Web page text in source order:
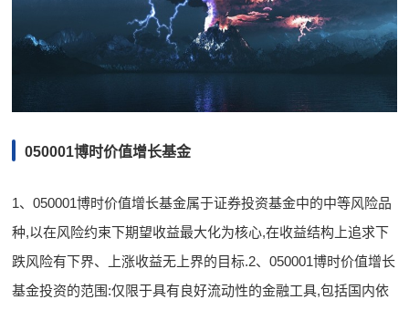
050001博时价值增长基金
1、050001博时价值增长基金属于证券投资基金中的中等风险品
种,以在风险约束下期望收益最大化为核心,在收益结构上追求下
跌风险有下界、上涨收益无上界的目标.2、050001博时价值增长
基金投资的范围:仅限于具有良好流动性的金融工具,包括国内依